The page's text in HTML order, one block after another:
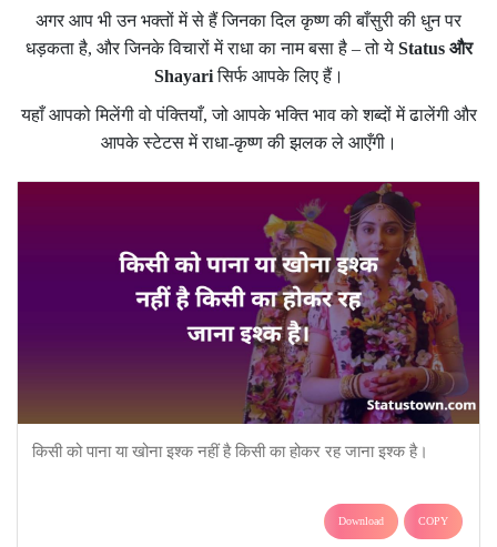
अगर आप भी उन भक्तों में से हैं जिनका दिल कृष्ण की बाँसुरी की धुन पर
धड़कता है, और जिनके विचारों में राधा का नाम बसा है – तो ये Status और
Shayariसिर्फ आपके लिए हैं।
यहाँ आपको मिलेंगी वो पंक्तियाँ, जो आपके भक्ति भाव को शब्दों में ढालेंगी और
आपके स्टेटस में राधा-कृष्ण की झलक ले आएँगी।
किसी को पाना या खोना इश्क नहीं है किसी का होकर रह जाना इश्क है।
Download COPY